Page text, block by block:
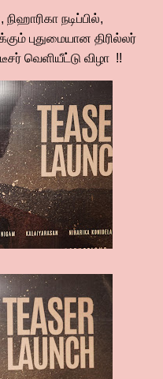
நடிப்பில்,
புதுமையான திரில்லர்
வெளியீட்டு விழா !!